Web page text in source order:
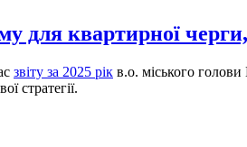
для квартирної
звіту за 2025 рік в.о. міського
стратегії.